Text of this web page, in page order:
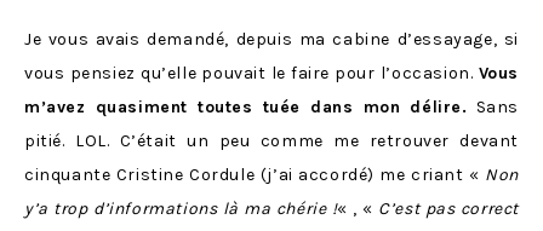
Je vous avais demandé, depuis ma cabine d’essayage, si
vous pensiez qu’elle pouvait le faire pour l’occasion. Vous
m’avez quasiment toutes tuée dans mon délire. Sans
pitié. LOL. C’était un peu comme me retrouver devant
cinquante Cristine Cordule (j’ai accordé) me criant « Non
y’a trop d’informations là ma chérie !« , « C’est pas correct